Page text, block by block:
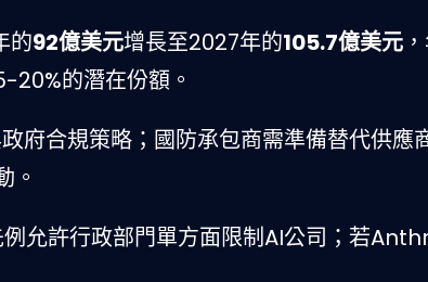
的92億美元增長至2027年的105.7億美元
20%的潛在份額。
府合規策略；國防承包商需準備替代供應
。
允許行政部門單方面限制AI公司；若